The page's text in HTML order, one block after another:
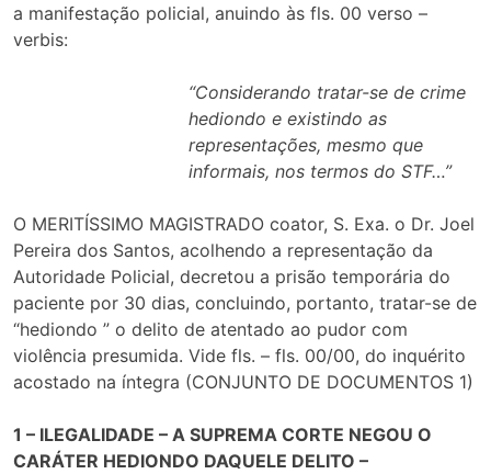
a manifestação policial, anuindo às fls. 00 verso –
verbis:
“Considerando tratar-se de crime
hediondo e existindo as
representações, mesmo que
informais, nos termos do STF…”
O MERITÍSSIMO MAGISTRADO coator, S. Exa. o Dr. Joel
Pereira dos Santos, acolhendo a representação da
Autoridade Policial, decretou a prisão temporária do
paciente por 30 dias, concluindo, portanto, tratar-se de
“hediondo ” o delito de atentado ao pudor com
violência presumida. Vide fls. – fls. 00/00, do inquérito
acostado na íntegra (CONJUNTO DE DOCUMENTOS 1)
1 – ILEGALIDADE – A SUPREMA CORTE NEGOU O
CARÁTER HEDIONDO DAQUELE DELITO –